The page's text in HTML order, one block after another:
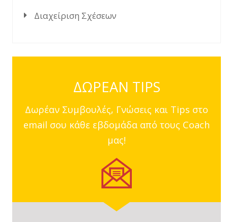
Διαχείριση Σχέσεων
ΔΩΡΕΑΝ TIPS
Δωρέαν Συμβουλές, Γνώσεις και Tips στο
email σου κάθε εβδομάδα από τους Coach
μας!